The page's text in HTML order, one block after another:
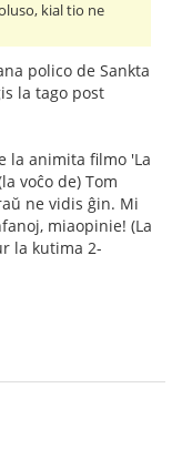
kial tio ne
polico de Sankta
la tago post
la animita filmo 'La
voĉo de) Tom
ne vidis ĝin. Mi
miaopinie! (La
la kutima 2-